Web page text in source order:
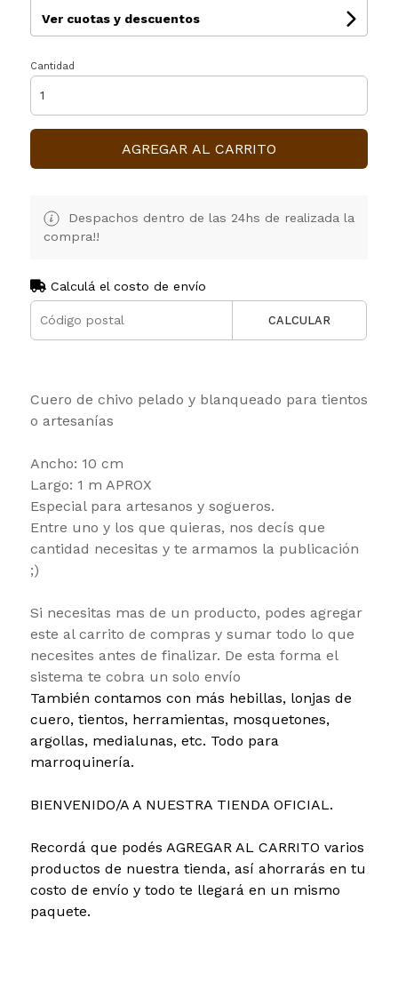
Ver cuotas y descuentos
Cantidad
AGREGAR AL CARRITO
Despachos dentro de las 24hs de realizada la
compra!!
Calculá el costo de envío
CALCULAR
Cuero de chivo pelado y blanqueado para tientos
o artesanías
Ancho: 10 cm
Largo: 1 m APROX
Especial para artesanos y sogueros.
Entre uno y los que quieras, nos decís que
cantidad necesitas y te armamos la publicación
;)
Si necesitas mas de un producto, podes agregar
este al carrito de compras y sumar todo lo que
necesites antes de finalizar. De esta forma el
sistema te cobra un solo envío
También contamos con más hebillas, lonjas de
cuero, tientos, herramientas, mosquetones,
argollas, medialunas, etc. Todo para
marroquinería.
BIENVENIDO/A A NUESTRA TIENDA OFICIAL.
Recordá que podés AGREGAR AL CARRITO varios
productos de nuestra tienda, así ahorrarás en tu
costo de envío y todo te llegará en un mismo
paquete.